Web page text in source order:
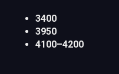
3400
3950
4100–4200